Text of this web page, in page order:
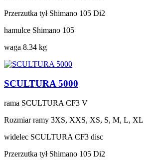
Przerzutka tył Shimano 105 Di2
hamulce Shimano 105
waga 8.34 kg
SCULTURA 5000
rama SCULTURA CF3 V
Rozmiar ramy 3XS, XXS, XS, S, M, L, XL
widelec SCULTURA CF3 disc
Przerzutka tył Shimano 105 Di2